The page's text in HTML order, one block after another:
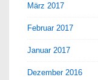
März 2017
Februar 2017
Januar 2017
Dezember 2016